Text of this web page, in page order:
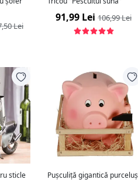
Lei
91,99 Lei 106,99 Lei
sticle
Pușculiță gigantică purceluș